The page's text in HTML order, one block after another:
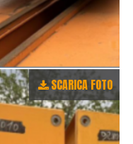
SCARICA FOTO